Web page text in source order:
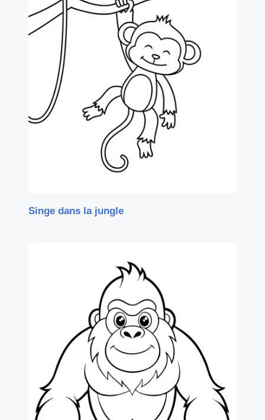
Singe dans la jungle